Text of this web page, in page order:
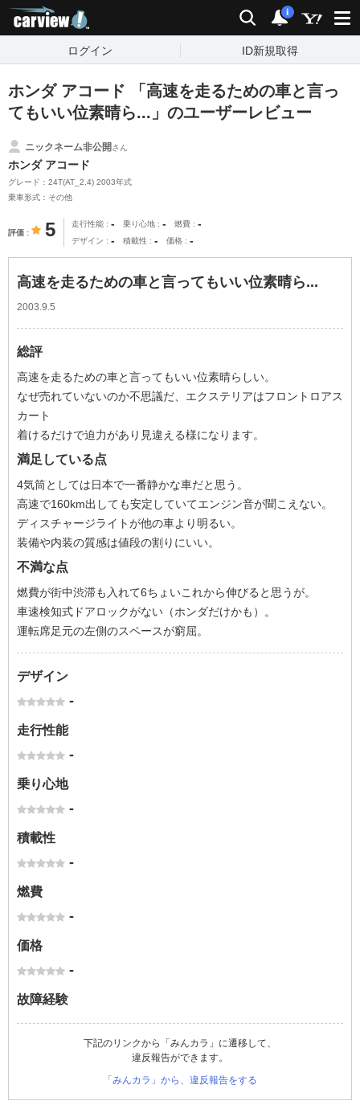
検索 通知
i
ログイン ID新規取得
ホンダ アコード 「高速を走るための車と言っ
てもいい位素晴ら...」のユーザーレビュー
ニックネーム非公開さん
ホンダ アコード
グレード：24T(AT_2.4) 2003年式
乗車形式：その他
評価 5 走行性能 - 乗り心地 - 燃費 -
デザイン - 積載性 - 価格 -
高速を走るための車と言ってもいい位素晴ら...
2003.9.5
総評
高速を走るための車と言ってもいい位素晴らしい。
なぜ売れていないのか不思議だ、エクステリアはフロントロアス
カート
着けるだけで迫力があり見違える様になります。
満足している点
4気筒としては日本で一番静かな車だと思う。
高速で160km出しても安定していてエンジン音が聞こえない。
ディスチャージライトが他の車より明るい。
装備や内装の質感は値段の割りにいい。
不満な点
燃費が街中渋滞も入れて6ちょいこれから伸びると思うが。
車速検知式ドアロックがない（ホンダだけかも）。
運転席足元の左側のスペースが窮屈。
デザイン
-
走行性能
-
乗り心地
-
積載性
-
燃費
-
価格
-
故障経験
下記のリンクから「みんカラ」に遷移して、
違反報告ができます。
「みんカラ」から、違反報告をする